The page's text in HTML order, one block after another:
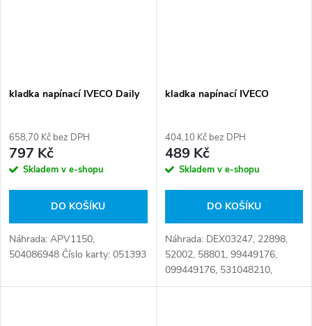
kladka napínací IVECO Daily
658,70 Kč bez DPH
797 Kč
Skladem v e-shopu
DO KOŠÍKU
Náhrada: APV1150,
504086948 Číslo karty: 051393
kladka napínací IVECO
404,10 Kč bez DPH
489 Kč
Skladem v e-shopu
DO KOŠÍKU
Náhrada: DEX03247, 22898,
52002, 58801, 99449176,
099449176, 531048210,
APV1049, T38652, VKMCV